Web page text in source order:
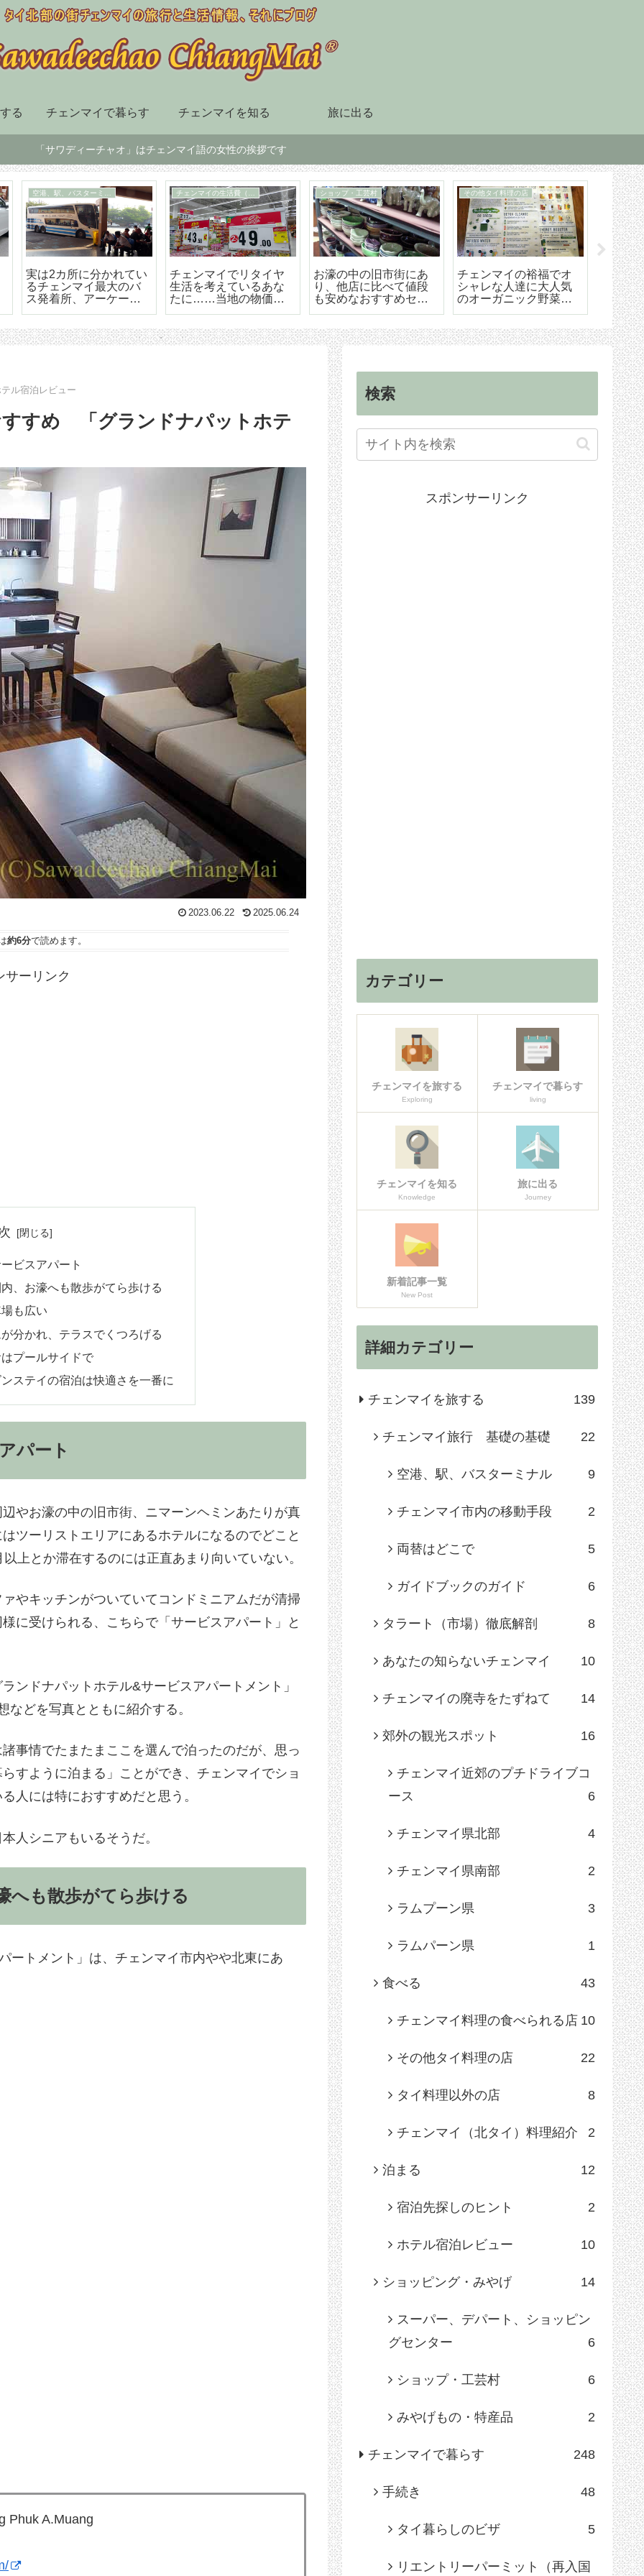
る チェンマイで暮らす チェンマイを知る 旅に出る
「サワディーチャオ」はチェンマイ語の女性の挨拶です
チェンマイ市内の移動手段
BTSも地下鉄もないチ
ェンマイはソンテウで
の移動が便利で楽しい
スーパー、デパート、ショッピングセンター
チェンマイ最大の高級
のショッピングセンタ
ー「セントラルフェス
90日レポート
「90日レポート」を提
出する
タイ暮らしのビザ
チェンマイ（タイ）長
期滞在生活のためのリ
タイヤメント（NON-
【
マイ空
ド 降
ら市内
手続き
ル宿泊レビュー
すめ 「グランドナパットホテ
2023.06.22 2025.06.24
約6分で読めます。
サーリンク
ビスアパート
、お濠へも散歩がてら歩ける
も広い
分かれ、テラスでくつろげる
プールサイドで
ステイの宿泊は快適さを一番に
パート
やお濠の中の旧市街、ニマーンヘミンあたりが真
ツーリストエリアにあるホテルになるのでどこと
上とか滞在するのには正直あまり向いていない。
やキッチンがついていてコンドミニアムだが清掃
に受けられる、こちらで「サービスアパート」と
ンドナパットホテル&サービスアパートメント」
どを写真とともに紹介する。
事情でたまたまここを選んで泊ったのだが、思っ
すように泊まる」ことができ、チェンマイでショ
人には特におすすめだと思う。
人シニアもいるそうだ。
へも散歩がてら歩ける
ートメント」は、チェンマイ市内やや北東にあ
Phuk A.Muang
検索
スポンサーリンク
カテゴリー
チェンマイを旅する
Exploring
チェンマイで暮らす
living
チェンマイを知る
Knowledge
旅に出る
Journey
新着記事一覧
New Post
詳細カテゴリー
チェンマイを旅する 139
チェンマイ旅行 基礎の基礎 22
空港、駅、バスターミナル 9
チェンマイ市内の移動手段 2
両替はどこで 5
ガイドブックのガイド 6
タラート（市場）徹底解剖 8
あなたの知らないチェンマイ 10
チェンマイの廃寺をたずねて 14
郊外の観光スポット 16
チェンマイ近郊のプチドライブコ
ース
6
チェンマイ県北部 4
チェンマイ県南部 2
ラムプーン県 3
ラムパーン県 1
食べる 43
チェンマイ料理の食べられる店 10
その他タイ料理の店 22
タイ料理以外の店 8
チェンマイ（北タイ）料理紹介 2
泊まる 12
宿泊先探しのヒント 2
ホテル宿泊レビュー 10
ショッピング・みやげ 14
スーパー、デパート、ショッピン
グセンター
6
ショップ・工芸村 6
みやげもの・特産品 2
チェンマイで暮らす 248
手続き 48
タイ暮らしのビザ 5
リエントリーパーミット（再入国